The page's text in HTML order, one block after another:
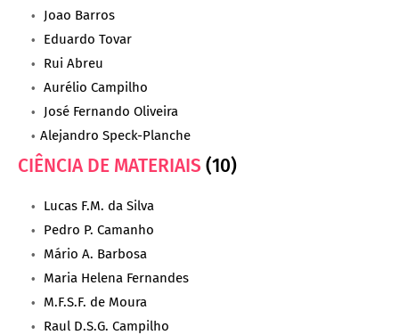
Joao Barros
Eduardo Tovar
Rui Abreu
Aurélio Campilho
José Fernando Oliveira
Alejandro Speck-Planche
CIÊNCIA DE MATERIAIS (10)
Lucas F.M. da Silva
Pedro P. Camanho
Mário A. Barbosa
Maria Helena Fernandes
M.F.S.F. de Moura
Raul D.S.G. Campilho